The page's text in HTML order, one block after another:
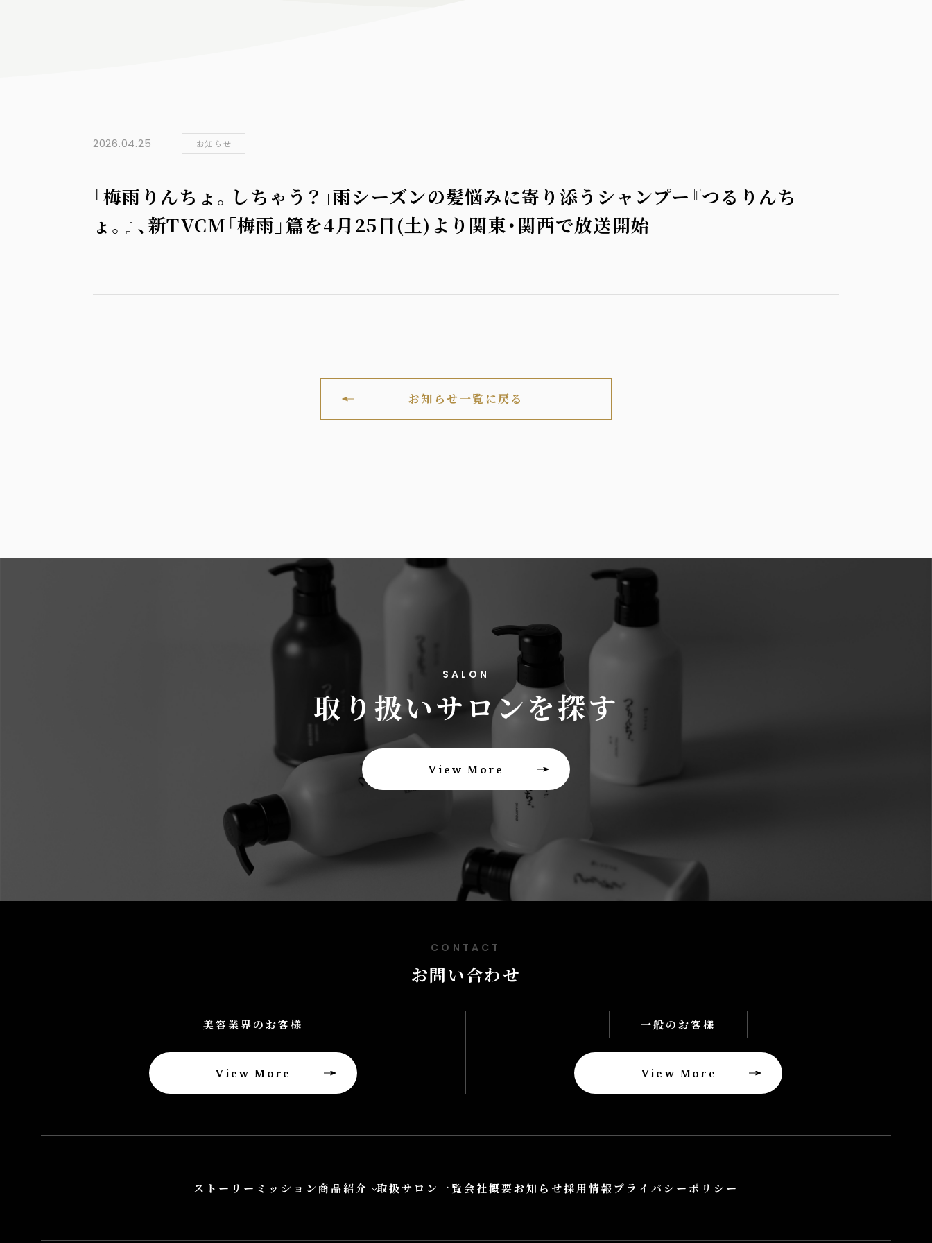
2026.04.25 お知らせ
「梅雨りんちょ。しちゃう？」雨シーズンの髪悩みに寄り添うシャンプー『つるりんち
ょ。』、新TVCM「梅雨」篇を4月25日(土)より関東・関西で放送開始
お知らせ一覧に戻る
SALON
取り扱いサロンを探す
View More
CONTACT
お問い合わせ
美容業界のお客様
View More
一般のお客様
View More
ストーリー ミッション商品紹介 取扱サロン一覧会社概要お知らせ採用情報プライバシーポリシー